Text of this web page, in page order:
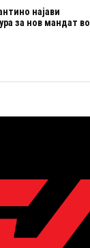
најави
за нов мандат во